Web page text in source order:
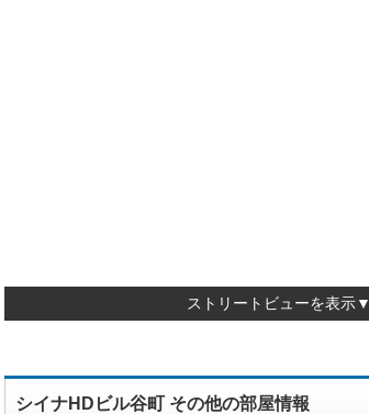
ストリートビューを表示▼
シイナHDビル谷町 その他の部屋情報